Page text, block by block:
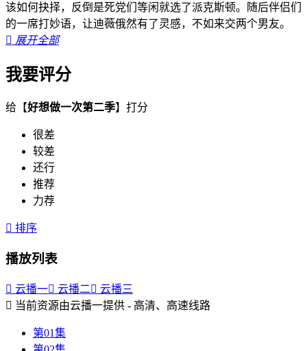
该如何抉择，反倒是死党们等闲就选了派克斯顿。随后伴侣们
的一席打妙语，让迪薇俄然有了灵感，不如来交两个男友。
 展开全部
我要评分
给【好想做一次第二季】打分
很差
较差
还行
推荐
力荐
 排序
播放列表
 云播一 云播二 云播三
 当前资源由云播一提供 - 高清、高速线路
第01集